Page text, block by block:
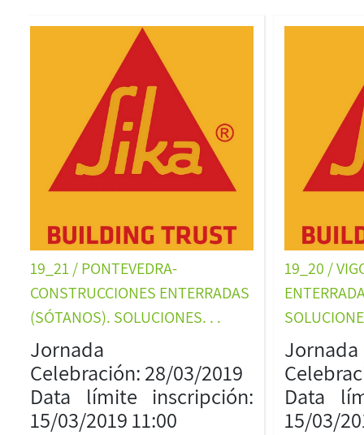
19_21 / PONTEVEDRA-
CONSTRUCCIONES ENTERRADAS
(SÓTANOS). SOLUCIONES. . .
Jornada
Celebración: 28/03/2019
Data límite inscripción:
15/03/2019 11:00
19_20 /
Jornada
Data
15/03/